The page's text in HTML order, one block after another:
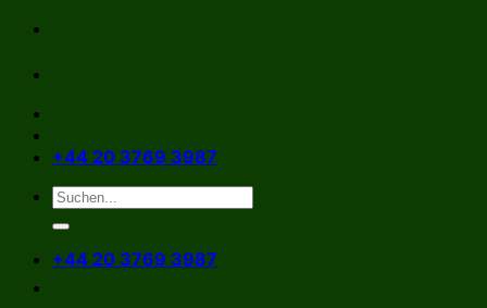
Zum
springen
+44 20 3769 3987
+44 20 3769 3987